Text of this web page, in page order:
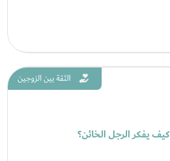
الثقة بين الزوجين
كيف يفكر الرجل الخائن؟